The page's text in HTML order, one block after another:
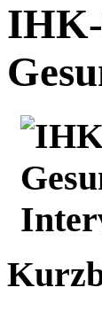
IHK-